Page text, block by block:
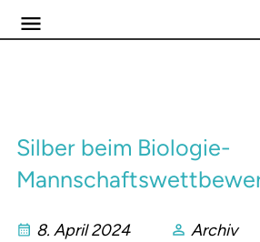
Silber beim Biologie-
8. April 2024
Archiv